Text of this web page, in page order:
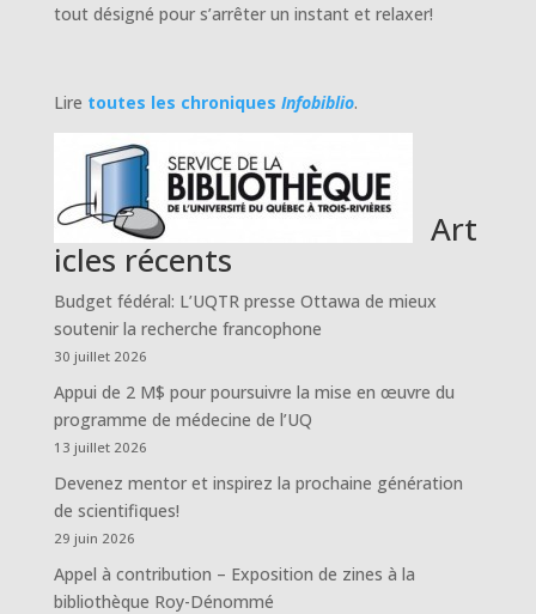
tout désigné pour s’arrêter un instant et relaxer!
Lire toutes les chroniques Infobiblio.
Art
icles récents
Budget fédéral: L’UQTR presse Ottawa de mieux
soutenir la recherche francophone
30 juillet 2026
Appui de 2 M$ pour poursuivre la mise en œuvre du
programme de médecine de l’UQ
13 juillet 2026
Devenez mentor et inspirez la prochaine génération
de scientifiques!
29 juin 2026
Appel à contribution – Exposition de zines à la
bibliothèque Roy-Dénommé